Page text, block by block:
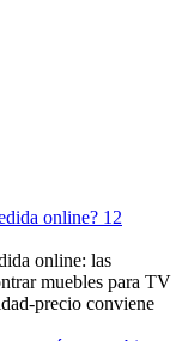
online? 12
online: las
muebles para TV
precio conviene